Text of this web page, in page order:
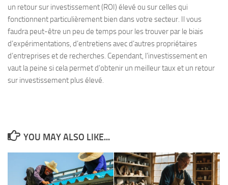
un retour sur investissement (ROI) élevé ou sur celles qui
fonctionnent particulièrement bien dans votre secteur. Il vous
faudra peut-être un peu de temps pour les trouver par le biais
d’expérimentations, d’entretiens avec d’autres propriétaires
d’entreprises et de recherches. Cependant, l’investissement en
vaut la peine si cela permet d’obtenir un meilleur taux et un retour
sur investissement plus élevé.
YOU MAY ALSO LIKE...